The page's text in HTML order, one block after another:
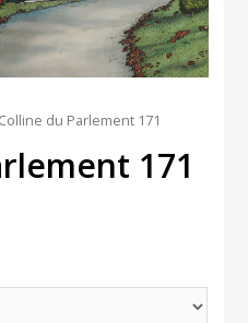
du Parlement 171
171